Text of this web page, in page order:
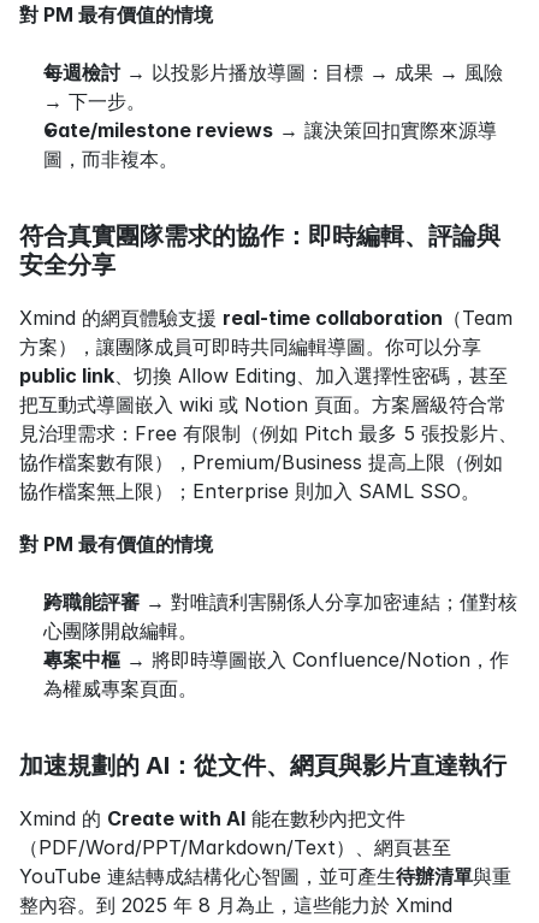
對 PM 最有價值的情境
每週檢討 → 以投影片播放導圖：目標 → 成果 → 風險
→ 下一步。
Gate/milestone reviews → 讓決策回扣實際來源導
圖，而非複本。
符合真實團隊需求的協作：即時編輯、評論與
安全分享
Xmind 的網頁體驗支援 real‑time collaboration （Team
public link、切換 Allow Editing、加入選擇性密碼，甚至
把互動式導圖嵌入 wiki 或 Notion 頁面。方案層級符合常
見治理需求：Free 有限制（例如 Pitch 最多 5 張投影片、
協作檔案數有限），Premium/Business 提高上限（例如
協作檔案無上限）；Enterprise 則加入 SAML SSO。
對 PM 最有價值的情境
跨職能評審 → 對唯讀利害關係人分享加密連結；僅對核
心團隊開啟編輯。
專案中樞 → 將即時導圖嵌入 Confluence/Notion，作
為權威專案頁面。
加速規劃的 AI：從文件、網頁與影片直達執行
Xmind 的 Create with AI 能在數秒內把文件
（PDF/Word/PPT/Markdown/Text）、網頁甚至
YouTube 連結轉成結構化心智圖，並可產生待辦清單與重
整內容。到 2025 年 8 月為止，這些能力於 Xmind